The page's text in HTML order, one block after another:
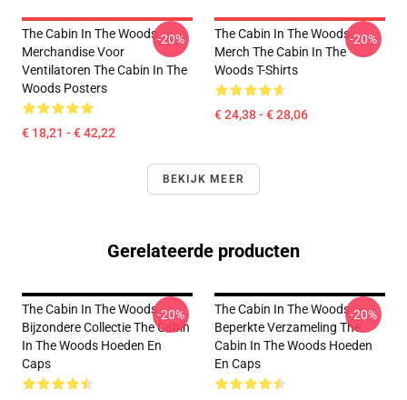
The Cabin In The Woods
Merchandise Voor
Ventilatoren The Cabin In The
Woods Posters
€ 18,21 - € 42,22
-20%
The Cabin In The Woods
Merch The Cabin In The
Woods T-Shirts
€ 24,38 - € 28,06
-20%
BEKIJK MEER
Gerelateerde producten
The Cabin In The Woods
Bijzondere Collectie The Cabin
In The Woods Hoeden En
Caps
-20%
The Cabin In The Woods
Beperkte Verzameling The
Cabin In The Woods Hoeden
En Caps
-20%